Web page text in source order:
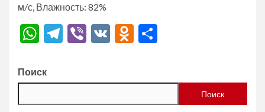
м/с, Влажность: 82%
WhatsApp
Telegram
Viber
VK Odnoklassniki
Поиск
Поиск